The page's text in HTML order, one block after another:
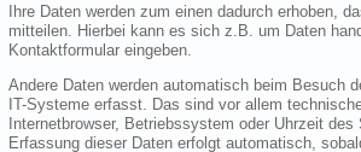
Ihre Daten werden zum einen dadurch erhoben,
mitteilen. Hierbei kann es sich z.B. um Daten
Kontaktformular eingeben.
Andere Daten werden automatisch beim Besuch
IT-Systeme erfasst. Das sind vor allem
Internetbrowser, Betriebssystem oder Uhrzeit des
Erfassung dieser Daten erfolgt automatisch,